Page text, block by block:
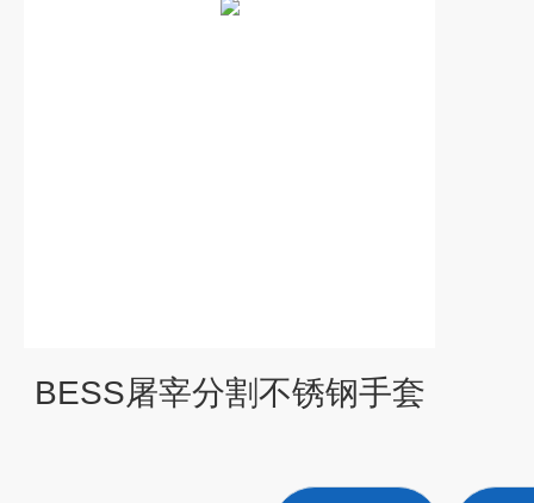
BESS屠宰分割不锈钢手套